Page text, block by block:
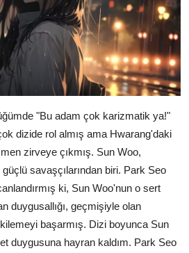
"Bu adam çok karizmatik ya!"
dizide rol almış ama Hwarang'daki
zirveye çıkmış. Sun Woo,
savaşçılarından biri. Park Seo
ki, Sun Woo'nun o sert
duygusallığı, geçmişiyle olan
başarmış. Dizi boyunca Sun
duygusuna hayran kaldım. Park Seo